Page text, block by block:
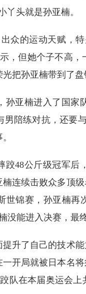
丫头就是孙亚楠。
众的运动天赋，
，但她个子不高
把孙亚楠带到了
孙亚楠进入了国
男陪练对抗，还要
跤48公斤级冠军
连续击败众多顶
世锦赛，孙亚楠
没能进入决赛，最
升了自己的技术
开局就被日本名
队在本届奥运会